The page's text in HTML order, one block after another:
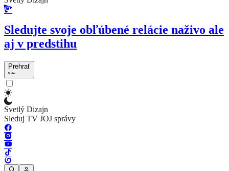
Sledujte svoje obľúbené relácie naživo ale
aj v predstihu
Prehrať
Svetlý Dizajn
Sleduj TV JOJ správy